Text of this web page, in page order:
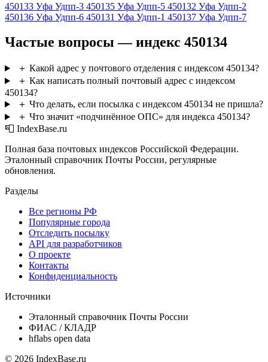
450133 Уфа Удпп-3 450135 Уфа Удпп-5 450132 Уфа Удпп-2
450136 Уфа Удпп-6 450131 Уфа Удпп-1 450137 Уфа Удпп-7
Частые вопросы — индекс 450134
＋ Какой адрес у почтового отделения с индексом 450134?
＋ Как написать полный почтовый адрес с индексом
450134?
＋ Что делать, если посылка с индексом 450134 не пришла?
＋ Что значит «подчинённое ОПС» для индекса 450134?
📮 IndexBase.ru
Полная база почтовых индексов Российской Федерации.
Эталонный справочник Почты России, регулярные
обновления.
Разделы
Все регионы РФ
Популярные города
Отследить посылку
API для разработчиков
О проекте
Контакты
Конфиденциальность
Источники
Эталонный справочник Почты России
ФИАС / КЛАДР
hflabs open data
© 2026 IndexBase.ru